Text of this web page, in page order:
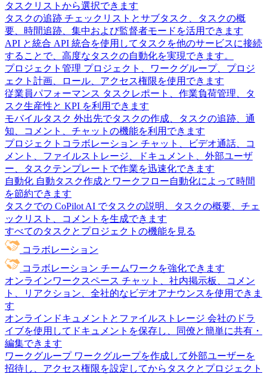
タスクリストから選択できます
タスクの追跡 チェックリストとサブタスク、タスクの概
要、時間追跡、集中および監督者モードを活用できます
API と統合 API 統合を使用してタスクを他のサービスに接続
することで、高度なタスクの自動化を実現できます。
プロジェクト管理 プロジェクト、ワークグループ、プロジ
ェクト計画、ロール、アクセス権限を使用できます
従業員パフォーマンス タスクレポート、作業負荷管理、タ
スク生産性と KPI を利用できます
モバイルタスク 外出先でタスクの作成、タスクの追跡、通
知、コメント、チャットの機能を利用できます
プロジェクトコラボレーション チャット、ビデオ通話、コ
メント、ファイルストレージ、ドキュメント、外部ユーザ
ー、タスクテンプレートで作業を迅速化できます
自動化 自動タスク作成とワークフロー自動化によって時間
を節約できます
タスクでの CoPilot AI でタスクの説明、タスクの概要、チェ
ックリスト、コメントを生成できます
すべてのタスクとプロジェクトの機能を見る
コラボレーション
コラボレーション チームワークを強化できます
オンラインワークスペース チャット、社内掲示板、コメン
ト、リアクション、全社的なビデオアナウンスを使用できま
す
オンラインドキュメントとファイルストレージ 会社のドラ
イブを使用してドキュメントを保存し、同僚と簡単に共有・
編集できます
ワークグループ ワークグループを作成して外部ユーザーを
招待し、アクセス権限を設定してからタスクとプロジェクト